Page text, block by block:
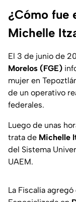
¿Cómo fue
Michelle
El 3 de junio de
Morelos (FGE)
mujer en
de un operativo
federales.
Luego de unas
trata de Michelle
del Sistema
UAEM.
La Fiscalía